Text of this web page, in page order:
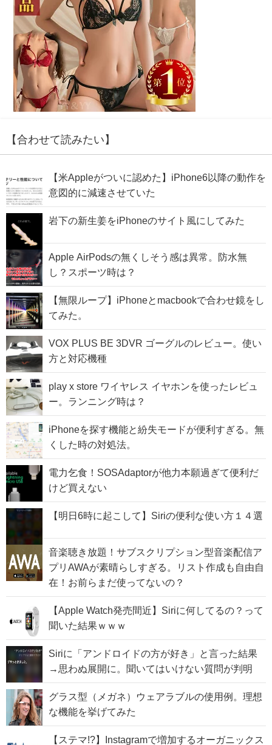
【合わせて読みたい】
【米Appleがついに認めた】iPhone6以降の動作を
意図的に減速させていた
岩下の新生姜をiPhoneのサイト風にしてみた
Apple AirPodsの無くしそう感は異常。防水無
し？スポーツ時は？
【無限ループ】iPhoneとmacbookで合わせ鏡をし
てみた。
VOX PLUS BE 3DVR ゴーグルのレビュー。使い
方と対応機種
play x store ワイヤレス イヤホンを使ったレビュ
ー。ランニング時は？
iPhoneを探す機能と紛失モードが便利すぎる。無
くした時の対処法。
電力乞食！SOSAdaptorが他力本願過ぎて便利だ
けど買えない
【明日6時に起こして】Siriの便利な使い方１４選
音楽聴き放題！サブスクリプション型音楽配信ア
プリAWAが素晴らしすぎる。リスト作成も自由自
在！お前らまだ使ってないの？
【Apple Watch発売間近】Siriに何してるの？って
聞いた結果ｗｗｗ
Siriに「アンドロイドの方が好き」と言った結果
→思わぬ展開に。聞いてはいけない質問が判明
グラス型（メガネ）ウェアラブルの使用例。理想
な機能を挙げてみた
【ステマ!?】Instagramで増加するオーガニックス